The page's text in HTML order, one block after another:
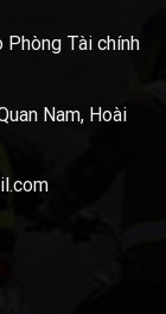
Phòng Tài chính
Nam, Hoài